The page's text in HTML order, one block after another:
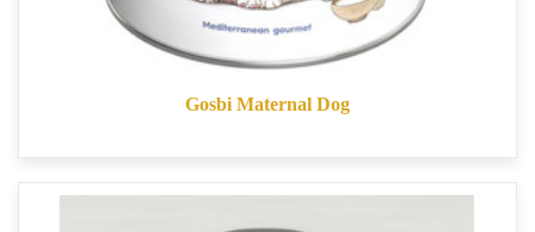
Gosbi Maternal Dog